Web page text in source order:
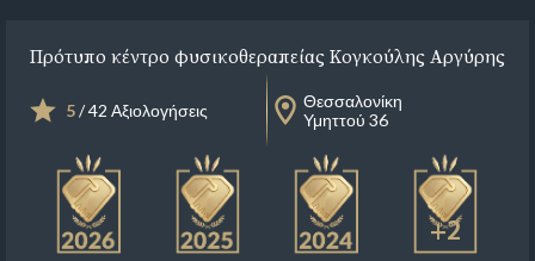
Πρότυπο κέντρο φυσικοθεραπείας Κογκούλης Αργύρης
5/ 42 Αξιολογήσεις
Θεσσαλονίκη
Υμηττού 36
+2